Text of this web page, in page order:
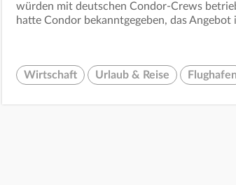
würden mit deutschen Condor-Crews
hatte Condor bekanntgegeben, das
Wirtschaft Urlaub & Reise Flughafen